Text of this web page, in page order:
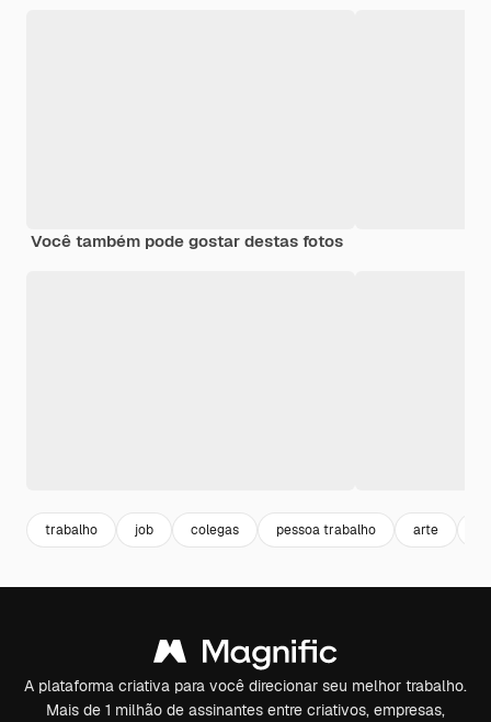
Você também pode gostar destas fotos
trabalho job colegas pessoa trabalho arte
A plataforma criativa para você direcionar seu melhor trabalho.
Mais de 1 milhão de assinantes entre criativos, empresas,